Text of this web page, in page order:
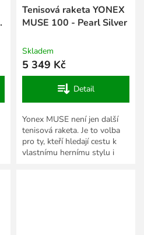
Tenisová raketa YONEX
MUSE 100 - Pearl Silver
Skladem
5 349 Kč
Detail
Yonex MUSE není jen další
tenisová raketa. Je to volba
pro ty, kteří hledají cestu k
vlastnímu hernímu stylu i